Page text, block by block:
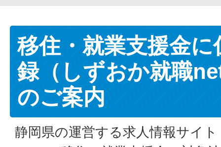
移住・就業支援金に
録（しずおか就職
のご案内
静岡県の運営する求人情報サイ